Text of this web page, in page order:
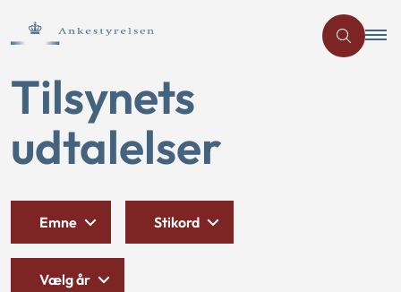
Tilsynets
udtalelser
Emne Stikord
Vælg år